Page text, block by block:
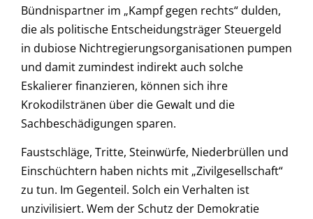
Bündnispartner im „Kampf gegen rechts“ dulden,
die als politische Entscheidungsträger Steuergeld
in dubiose Nichtregierungsorganisationen pumpen
und damit zumindest indirekt auch solche
Eskalierer finanzieren, können sich ihre
Krokodilstränen über die Gewalt und die
Sachbeschädigungen sparen.
Faustschläge, Tritte, Steinwürfe, Niederbrüllen und
Einschüchtern haben nichts mit „Zivilgesellschaft“
zu tun. Im Gegenteil. Solch ein Verhalten ist
unzivilisiert. Wem der Schutz der Demokratie